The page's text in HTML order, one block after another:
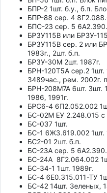
БПР-2 1шт. б.у., б.п.
БПР-88 сер. 4
БПС-23 сер. 5
БРЗУ115В или БРЗУ-
БРЗУ115В сер. 2 или
1983г., 2шт. б.п.
БРЗУ-30М 2шт. 1987г.
БРН-120Т5А сер.2 1шт.
3489час., рем. 2002г.
БРН-208М7А 6шт. 3шт.
1986, 1991г.
БРС6-4 6П2.052.002
БС-02М ЕУ 2.248.015 с
БС-037 1шт.
БС-1 6Ж3.619.002 1шт.
БС2-01 2шт. б.п.
БС-23А сер. 5
БС-24А 8Г2.064.002
БС-34-1 1шт. 1989г.
БС-4 6Е0.315.011-ТУ
БС-42 14шт. Зеленых,